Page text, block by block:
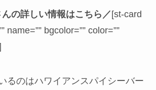
の詳しい情報はこちら／[st-card
name=”” bgcolor=”” color=””
るのはハワイアンスパイシーバー